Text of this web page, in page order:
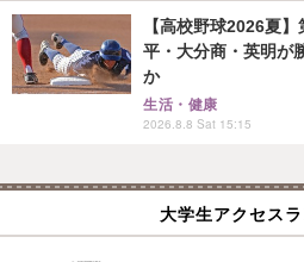
【高校野球2026夏
平・大分商・英明が
か
生活・健康
2026.8.8 Sat 15:15
大学生アクセス